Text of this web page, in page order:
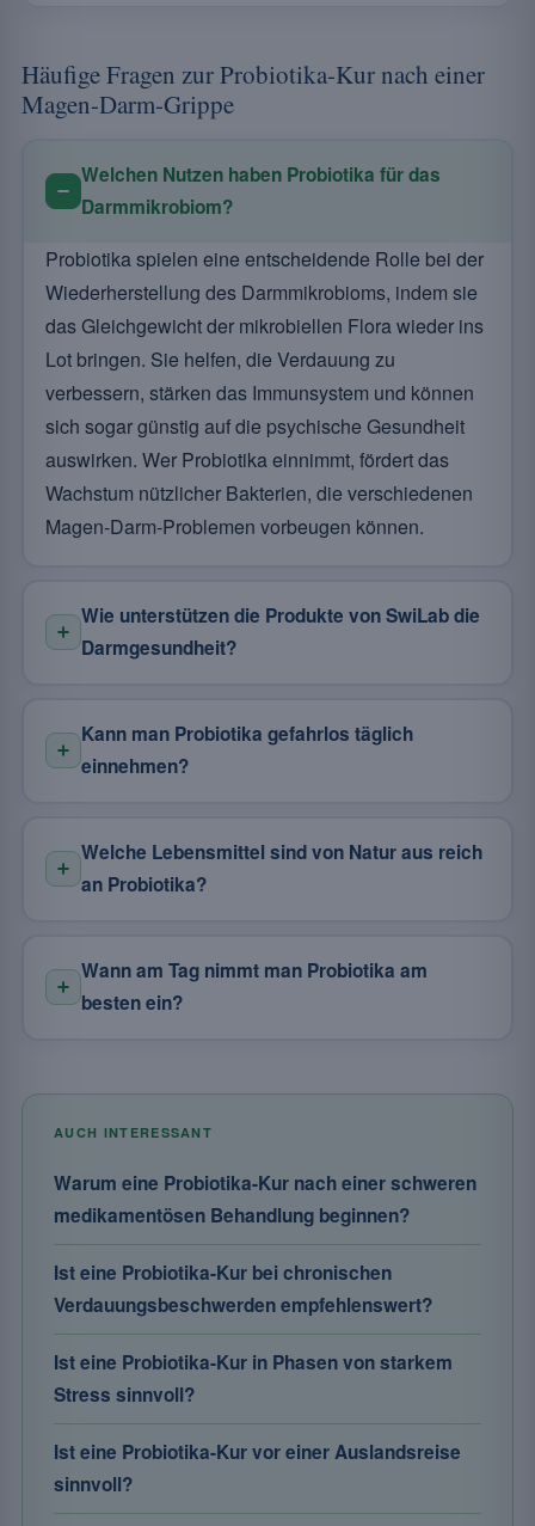
Häufige Fragen zur Probiotika-Kur nach einer
Magen-Darm-Grippe
Welchen Nutzen haben Probiotika für das
Darmmikrobiom?
Probiotika spielen eine entscheidende Rolle bei der
Wiederherstellung des Darmmikrobioms, indem sie
das Gleichgewicht der mikrobiellen Flora wieder ins
Lot bringen. Sie helfen, die Verdauung zu
verbessern, stärken das Immunsystem und können
sich sogar günstig auf die psychische Gesundheit
auswirken. Wer Probiotika einnimmt, fördert das
Wachstum nützlicher Bakterien, die verschiedenen
Magen-Darm-Problemen vorbeugen können.
Wie unterstützen die Produkte von SwiLab die
Darmgesundheit?
Kann man Probiotika gefahrlos täglich
einnehmen?
Welche Lebensmittel sind von Natur aus reich
an Probiotika?
Wann am Tag nimmt man Probiotika am
besten ein?
AUCH INTERESSANT
Warum eine Probiotika-Kur nach einer schweren
medikamentösen Behandlung beginnen?
Ist eine Probiotika-Kur bei chronischen
Verdauungsbeschwerden empfehlenswert?
Ist eine Probiotika-Kur in Phasen von starkem
Stress sinnvoll?
Ist eine Probiotika-Kur vor einer Auslandsreise
sinnvoll?